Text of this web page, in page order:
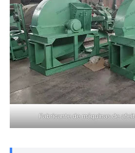
Fabricante de máquinas de